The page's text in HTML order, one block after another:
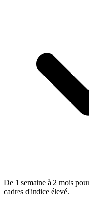
De 1 semaine à 2 mois
cadres d'indice élevé.